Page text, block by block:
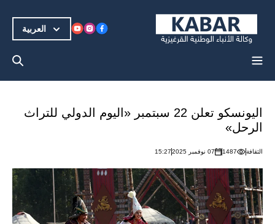
العربية
اليونسكو تعلن 22 سبتمبر «اليوم الدولي للتراث
الرحل»
الثقافة 1487 07 نوفمبر 2025 15:27